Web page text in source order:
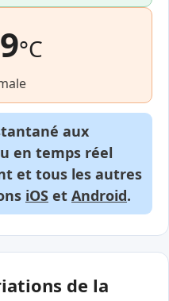
°C
aux
en temps réel
et tous les autres
iOS et Android.
de la